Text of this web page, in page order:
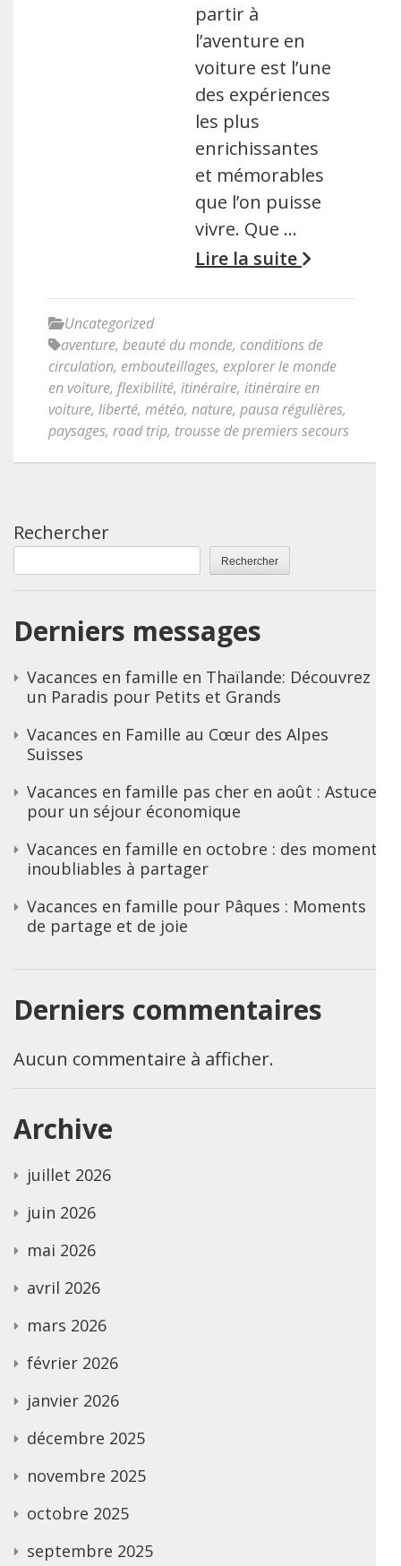
partir à
l’aventure en
voiture est l’une
des expériences
les plus
enrichissantes
et mémorables
que l’on puisse
vivre. Que …
Lire la suite
Uncategorized
aventure, beauté du monde, conditions de
circulation, embouteillages, explorer le monde
en voiture, flexibilité, itinéraire, itinéraire en
voiture, liberté, météo, nature, pausa régulières,
paysages, road trip, trousse de premiers secours
Rechercher
Rechercher
Derniers messages
Vacances en famille en Thaïlande: Découvrez
un Paradis pour Petits et Grands
Vacances en Famille au Cœur des Alpes
Suisses
Vacances en famille pas cher en août : Astuces
pour un séjour économique
Vacances en famille en octobre : des moments
inoubliables à partager
Vacances en famille pour Pâques : Moments
de partage et de joie
Derniers commentaires
Aucun commentaire à afficher.
Archive
juillet 2026
juin 2026
mai 2026
avril 2026
mars 2026
février 2026
janvier 2026
décembre 2025
novembre 2025
octobre 2025
septembre 2025